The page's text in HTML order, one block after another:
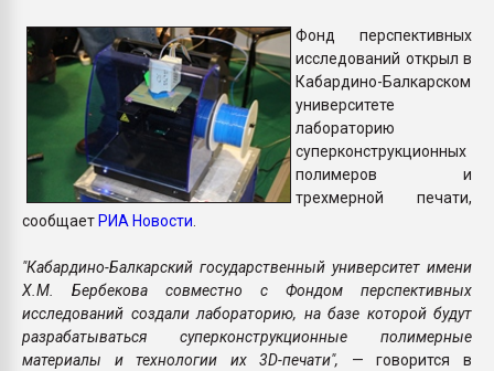
Фонд перспективных
исследований открыл в
Кабардино-Балкарском
университете
лабораторию
суперконструкционных
полимеров и
трехмерной печати,
сообщаетРИА Новости
"Кабардино-Балкарский государственный университет имени
Х.М. Бербекова совместно с Фондом перспективных
исследований создали лабораторию, на базе которой будут
разрабатываться суперконструкционные полимерные
материалы и технологии их 3D-печати", — говорится в